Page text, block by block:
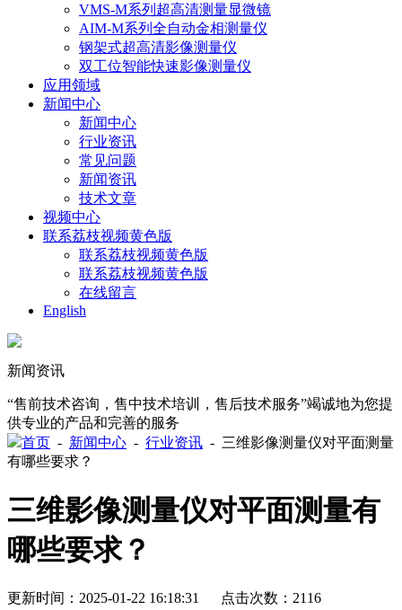
VMS-M系列超高清测量显微镜
AIM-M系列全自动金相测量仪
钢架式超高清影像测量仪
双工位智能快速影像测量仪
应用领域
新闻中心
新闻中心
行业资讯
常见问题
新闻资讯
技术文章
视频中心
联系荔枝视频黄色版
联系荔枝视频黄色版
联系荔枝视频黄色版
在线留言
English
新闻资讯
“售前技术咨询，售中技术培训，售后技术服务”竭诚地为您提
供专业的产品和完善的服务
首页 - 新闻中心 - 行业资讯 - 三维影像测量仪对平面测量
有哪些要求？
三维影像测量仪对平面测量有
哪些要求？
更新时间：2025-01-22 16:18:31 点击次数：2116